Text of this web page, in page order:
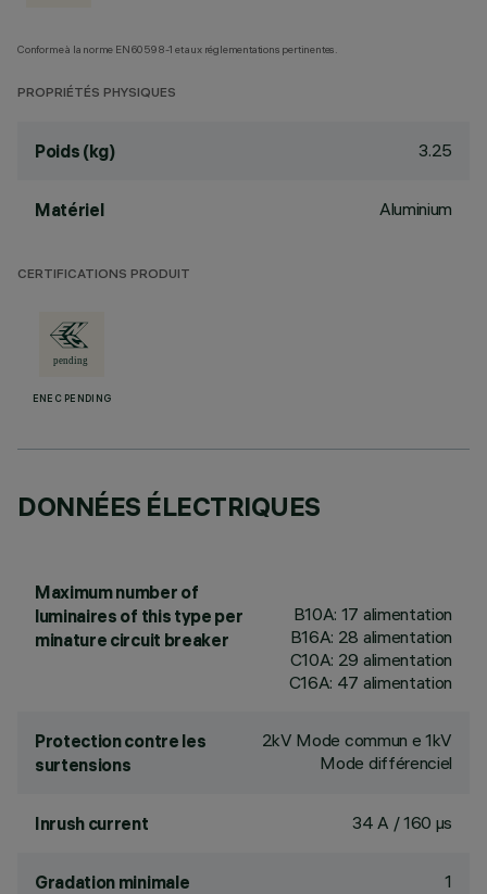
Conforme à la norme EN60598-1 et aux réglementations pertinentes.
PROPRIÉTÉS PHYSIQUES
Poids (kg) 3.25
Matériel Aluminium
CERTIFICATIONS PRODUIT
ENEC PENDING
DONNÉES ÉLECTRIQUES
Maximum number of
luminaires of this type per
minature circuit breaker
B10A: 17 alimentation
B16A: 28 alimentation
C10A: 29 alimentation
C16A: 47 alimentation
Protection contre les
surtensions
2kV Mode commun e 1kV
Mode différenciel
Inrush current 34 A / 160 µs
Gradation minimale 1